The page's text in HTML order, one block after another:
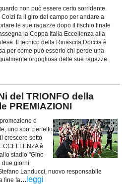
non può essere certo sorridente.
Colzi fa il giro del campo per andare a
le sue ragazze dopo il fischio finale
la Coppa Italia Eccellenza alla
Il tecnico della Rinascita Doccia è
per come può esserlo chi perde una
orgogliosa delle sue ragazze.
del TRIONFO della
PREMIAZIONI
e
uno spot perfetto
crescere sotto
è
stadio "Gino
due giorni
Landucci, nuovo responsabile
fine fa... leggi